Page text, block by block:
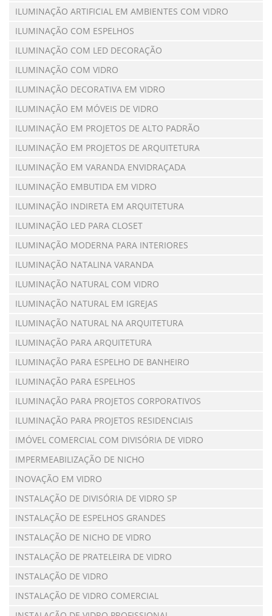
ILUMINAÇÃO ARTIFICIAL EM AMBIENTES COM VIDRO
ILUMINAÇÃO COM ESPELHOS
ILUMINAÇÃO COM LED DECORAÇÃO
ILUMINAÇÃO COM VIDRO
ILUMINAÇÃO DECORATIVA EM VIDRO
ILUMINAÇÃO EM MÓVEIS DE VIDRO
ILUMINAÇÃO EM PROJETOS DE ALTO PADRÃO
ILUMINAÇÃO EM PROJETOS DE ARQUITETURA
ILUMINAÇÃO EM VARANDA ENVIDRAÇADA
ILUMINAÇÃO EMBUTIDA EM VIDRO
ILUMINAÇÃO INDIRETA EM ARQUITETURA
ILUMINAÇÃO LED PARA CLOSET
ILUMINAÇÃO MODERNA PARA INTERIORES
ILUMINAÇÃO NATALINA VARANDA
ILUMINAÇÃO NATURAL COM VIDRO
ILUMINAÇÃO NATURAL EM IGREJAS
ILUMINAÇÃO NATURAL NA ARQUITETURA
ILUMINAÇÃO PARA ARQUITETURA
ILUMINAÇÃO PARA ESPELHO DE BANHEIRO
ILUMINAÇÃO PARA ESPELHOS
ILUMINAÇÃO PARA PROJETOS CORPORATIVOS
ILUMINAÇÃO PARA PROJETOS RESIDENCIAIS
IMÓVEL COMERCIAL COM DIVISÓRIA DE VIDRO
IMPERMEABILIZAÇÃO DE NICHO
INOVAÇÃO EM VIDRO
INSTALAÇÃO DE DIVISÓRIA DE VIDRO SP
INSTALAÇÃO DE ESPELHOS GRANDES
INSTALAÇÃO DE NICHO DE VIDRO
INSTALAÇÃO DE PRATELEIRA DE VIDRO
INSTALAÇÃO DE VIDRO
INSTALAÇÃO DE VIDRO COMERCIAL